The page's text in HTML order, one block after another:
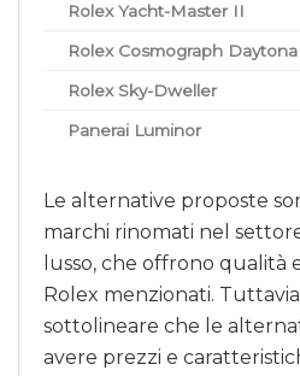
Rolex Yacht-Master II
Rolex Cosmograph Daytona
Rolex Sky-Dweller
Panerai Luminor
Le alternative proposte
marchi rinomati nel
lusso, che offrono qualità
Rolex menzionati.
sottolineare che le
avere prezzi e